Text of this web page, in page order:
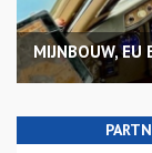
MIJNBOUW, EU